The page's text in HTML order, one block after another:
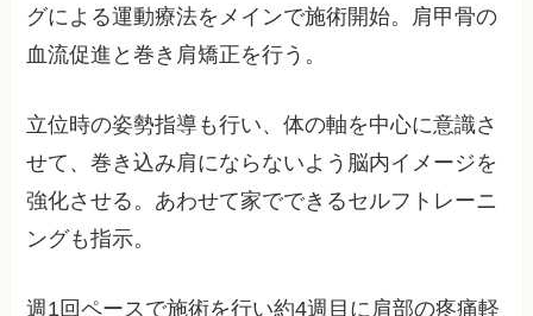
グによる運動療法をメインで施術開始。肩甲骨の
血流促進と巻き肩矯正を行う。
立位時の姿勢指導も行い、体の軸を中心に意識さ
せて、巻き込み肩にならないよう脳内イメージを
強化させる。あわせて家でできるセルフトレーニ
ングも指示。
週1回ペースで施術を行い約4週目に肩部の疼痛軽